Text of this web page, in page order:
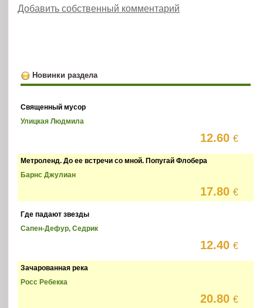
Добавить собственный комментарий
Новинки раздела
Священный мусор
Улицкая Людмила
12.60€
Метроленд. До ее встречи со мной. Попугай Флобера
Барнс Джулиан
17.80€
Где падают звезды
Сапен-Дефур, Седрик
12.40€
Зачарованная река
Росс Ребекка
20.80€